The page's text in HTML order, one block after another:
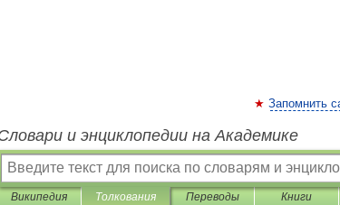
Запомнить
и энциклопедии на Академике
Википедия Толкования Переводы Книги